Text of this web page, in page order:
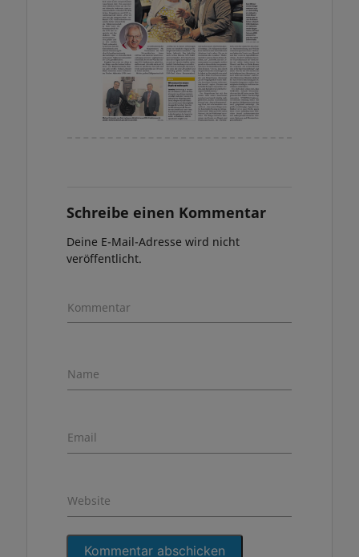
Schreibe einen Kommentar
Deine E-Mail-Adresse wird nicht
veröffentlicht.
Kommentar
Name
Email
Website